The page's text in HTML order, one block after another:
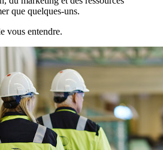
que quelques-uns.
vous entendre.